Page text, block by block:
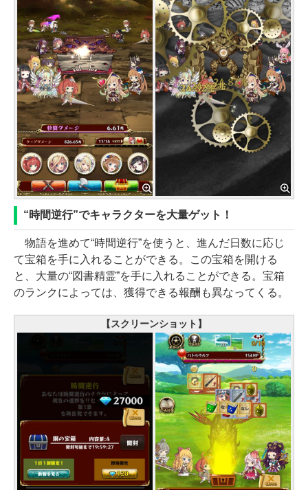
“時間逆行”でキャラクターを大量ゲット！
物語を進めて“時間逆行”を使うと、進んだ日数に応じ
て宝箱を手に入れることができる。この宝箱を開ける
と、大量の“図書精霊”を手に入れることができる。宝箱
のランクによっては、獲得できる報酬も異なってくる。
【スクリーンショット】